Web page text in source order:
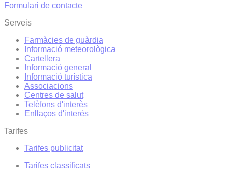
Formulari de contacte
Serveis
Farmàcies de guàrdia
Informació meteorològica
Cartellera
Informació general
Informació turística
Associacions
Centres de salut
Telèfons d'interès
Enllaços d'interés
Tarifes
Tarifes publicitat
Tarifes classificats